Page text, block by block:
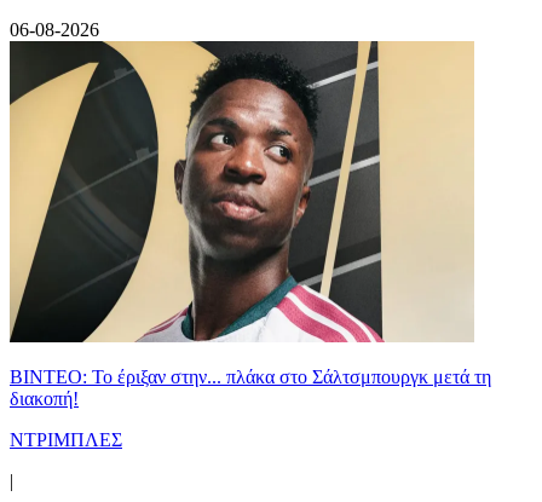
06-08-2026
ΒΙΝΤΕΟ: Το έριξαν στην... πλάκα στο Σάλτσμπουργκ μετά τη
διακοπή!
ΝΤΡΙΜΠΛΕΣ
|